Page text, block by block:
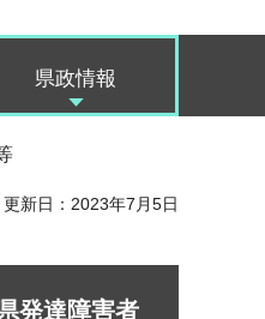
県政情報
更新日：2023年7月5日
発達障害者